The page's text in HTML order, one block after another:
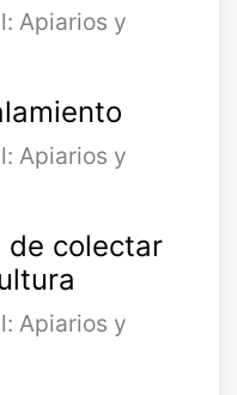
Apiarios y
Apiarios y
de colectar
Apiarios y